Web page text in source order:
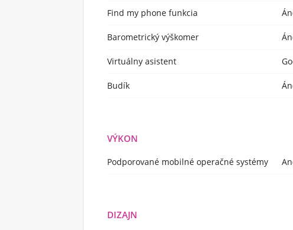
Find my phone funkcia
Barometrický výškomer
Virtuálny asistent
Budík
VÝKON
Podporované mobilné operačné systémy
DIZAJN